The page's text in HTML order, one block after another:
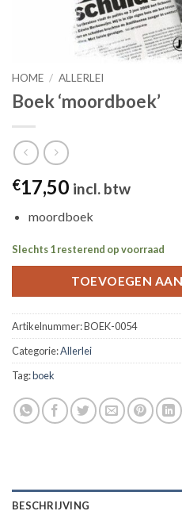
HOME / ALLERLEI
Boek ‘moordboek’
€17,50 incl. btw
moordboek
Slechts 1 resterend op voorraad
TOEVOEGEN
Artikelnummer:BOEK-0054
Categorie:Allerlei
Tag:boek
BESCHRIJVING